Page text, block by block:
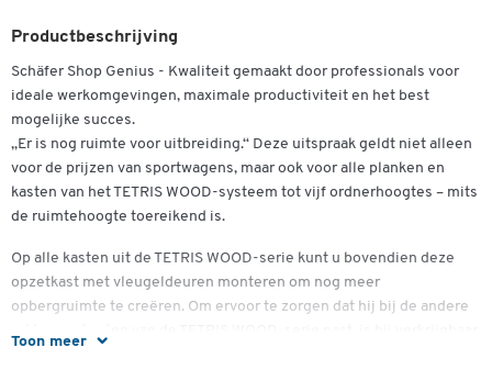
Toon meer
Productbeschrijving
Schäfer Shop Genius - Kwaliteit gemaakt door professionals voor
ideale werkomgevingen, maximale productiviteit en het best
mogelijke succes.
„Er is nog ruimte voor uitbreiding.“ Deze uitspraak geldt niet alleen
voor de prijzen van sportwagens, maar ook voor alle planken en
kasten van het TETRIS WOOD-systeem tot vijf ordnerhoogtes – mits
de ruimtehoogte toereikend is.
Op alle kasten uit de TETRIS WOOD-serie kunt u bovendien deze
opzetkast met vleugeldeuren monteren om nog meer
opbergruimte te creëren. Om ervoor te zorgen dat hij bij de andere